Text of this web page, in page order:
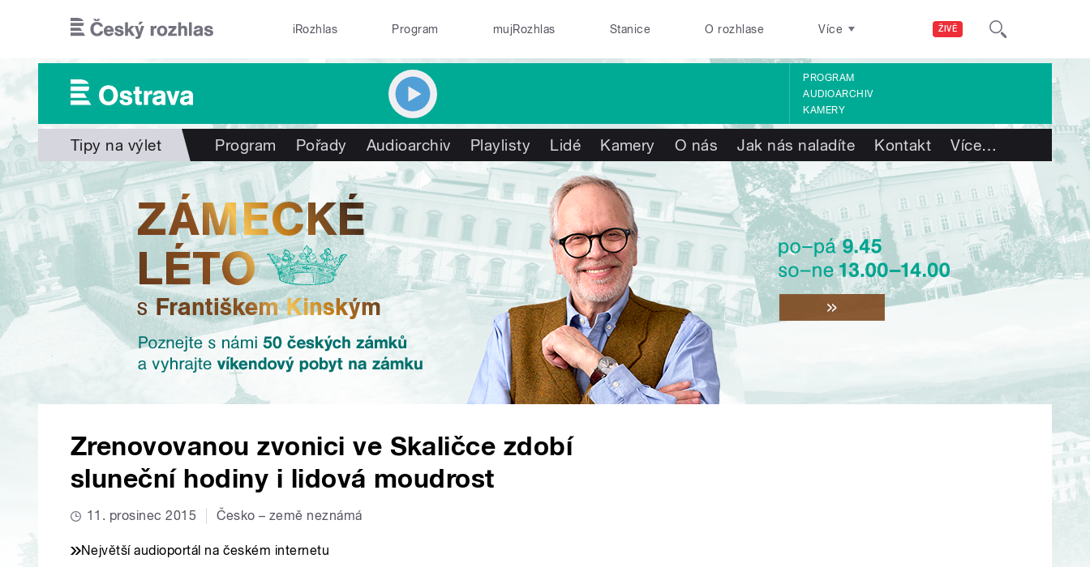
ŽIVĚ
iRozhlas Program mujRozhlas Stanice O rozhlase Více
PROGRAM
AUDIOARCHIV
KAMERY
Tipy na výlet Program Pořady Audioarchiv Playlisty Lidé Kamery O nás Jak nás naladíte Kontakt Více…
Zrenovovanou zvonici ve Skaličce zdobí
sluneční hodiny i lidová moudrost
11. prosinec 2015 Česko – země neznámá
Největší audioportál na českém internetu